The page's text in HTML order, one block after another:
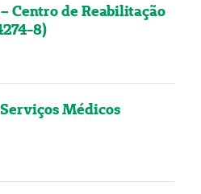
Centro de Reabilitação
8)
Médicos